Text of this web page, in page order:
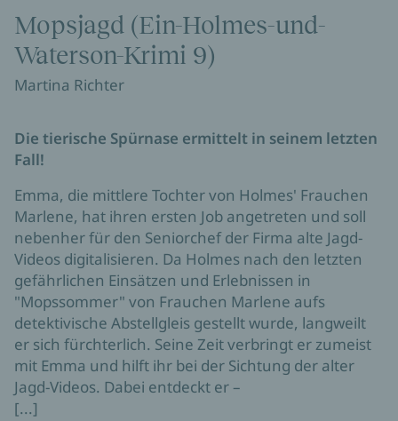
Mopssommer (Ein-Holmes-und-Waterson-
Krimi 8)
Martina Richter
3,99 €
E-Book (ePub)
Mopssommer (Ein-Holmes-und-
Waterson-Krimi 8)
Martina Richter